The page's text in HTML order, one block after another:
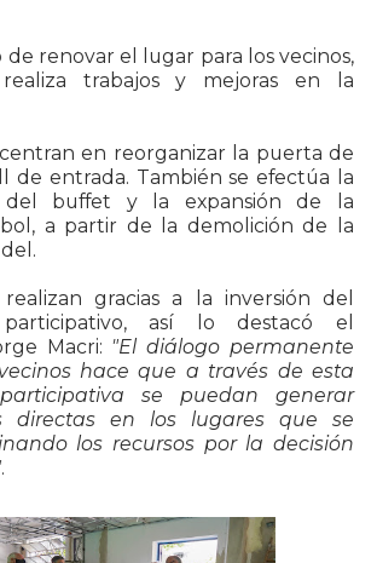
renovar el lugar para los vecinos,
trabajos y mejoras en la
centran en reorganizar la puerta de
de entrada. También se efectúa la
del buffet y la expansión de la
a partir de la demolición de la
gracias a la inversión del
participativo, así lo destacó el
Macri: "El diálogo permanente
hace que a través de esta
se puedan generar
directas en los lugares que se
los recursos por la decisión
.